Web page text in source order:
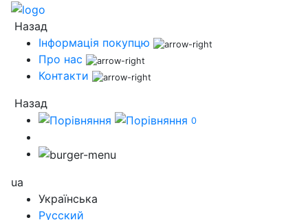
Назад
Інформація покупцю
Про нас
Контакти
Назад
0
ua
Українська
Русский